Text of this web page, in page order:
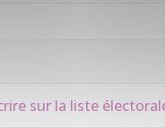
sur la liste